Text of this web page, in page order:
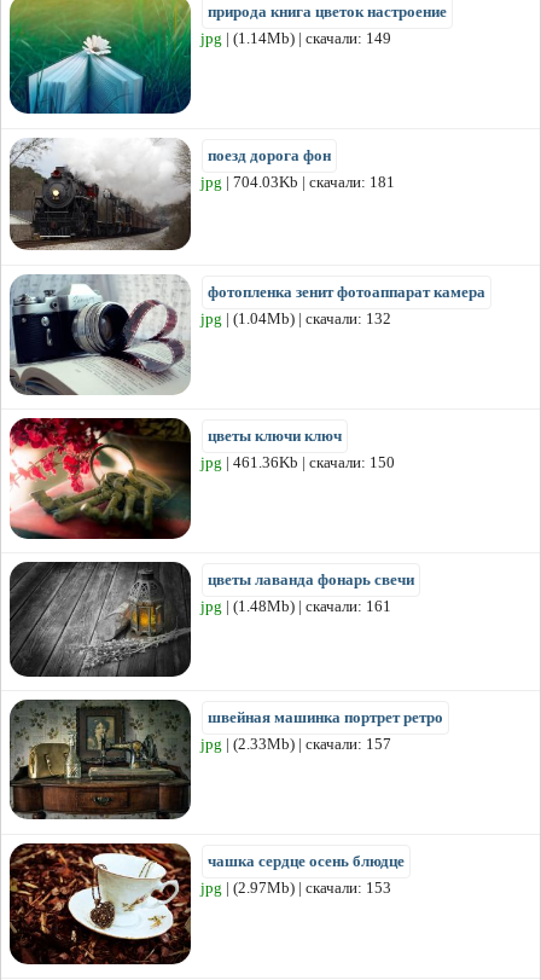
природа книга цветок настроение
jpg | (1.14Mb) | скачали: 149
поезд дорога фон
jpg | 704.03Kb | скачали: 181
фотопленка зенит фотоаппарат камера
jpg | (1.04Mb) | скачали: 132
цветы ключи ключ
jpg | 461.36Kb | скачали: 150
цветы лаванда фонарь свечи
jpg | (1.48Mb) | скачали: 161
швейная машинка портрет ретро
jpg | (2.33Mb) | скачали: 157
чашка сердце осень блюдце
jpg | (2.97Mb) | скачали: 153